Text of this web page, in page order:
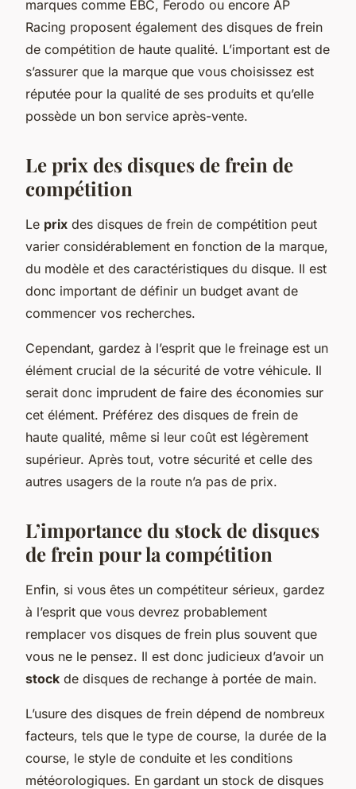
marques comme EBC, Ferodo ou encore AP
Racing proposent également des disques de frein
de compétition de haute qualité. L’important est de
s’assurer que la marque que vous choisissez est
réputée pour la qualité de ses produits et qu’elle
possède un bon service après-vente.
Le prix des disques de frein de
compétition
Le prix des disques de frein de compétition peut
varier considérablement en fonction de la marque,
du modèle et des caractéristiques du disque. Il est
donc important de définir un budget avant de
commencer vos recherches.
Cependant, gardez à l’esprit que le freinage est un
élément crucial de la sécurité de votre véhicule. Il
serait donc imprudent de faire des économies sur
cet élément. Préférez des disques de frein de
haute qualité, même si leur coût est légèrement
supérieur. Après tout, votre sécurité et celle des
autres usagers de la route n’a pas de prix.
L’importance du stock de disques
de frein pour la compétition
Enfin, si vous êtes un compétiteur sérieux, gardez
à l’esprit que vous devrez probablement
remplacer vos disques de frein plus souvent que
vous ne le pensez. Il est donc judicieux d’avoir un
stock de disques de rechange à portée de main.
L’usure des disques de frein dépend de nombreux
facteurs, tels que le type de course, la durée de la
course, le style de conduite et les conditions
météorologiques. En gardant un stock de disques